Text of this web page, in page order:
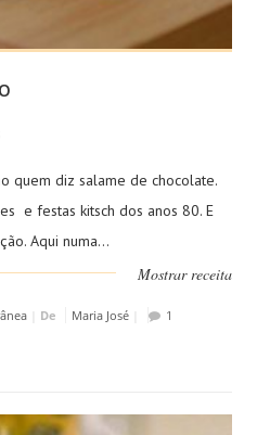
quem diz salame de chocolate.
e festas kitsch dos anos 80. E
Aqui numa...
Mostrar receita
| De Maria José|
1